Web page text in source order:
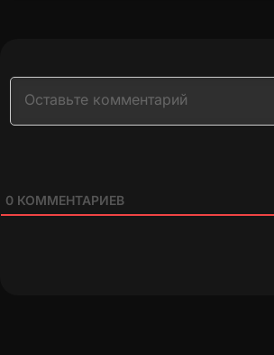
0 КОММЕНТАРИЕВ